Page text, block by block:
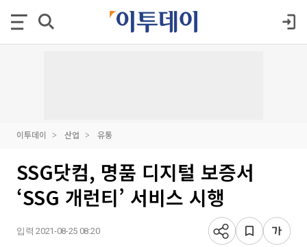
이투데이 산업 유통
SSG닷컴, 명품 디지털 보증서
‘SSG 개런티’ 서비스 시행
입력 2021-08-25 08:20